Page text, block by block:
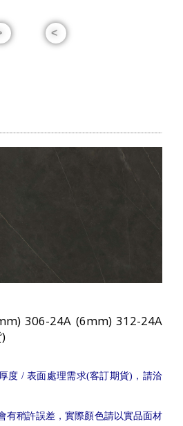
306-24A (6mm) 312-24A
度 / 表面處理需求(客訂期貨)，請洽
有稍許誤差，實際顏色請以實品面材